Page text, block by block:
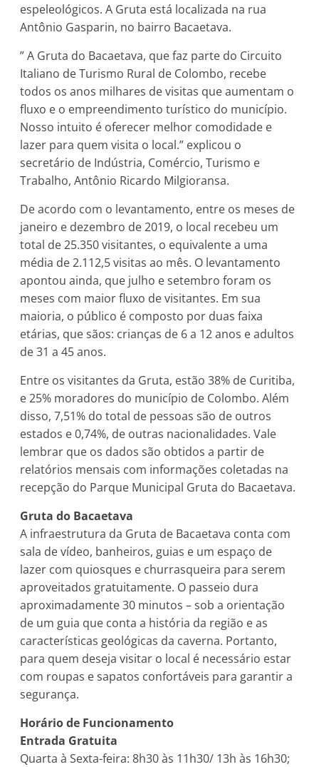
espeleológicos. A Gruta está localizada na rua
Antônio Gasparin, no bairro Bacaetava.
” A Gruta do Bacaetava, que faz parte do Circuito
Italiano de Turismo Rural de Colombo, recebe
todos os anos milhares de visitas que aumentam o
fluxo e o empreendimento turístico do município.
Nosso intuito é oferecer melhor comodidade e
lazer para quem visita o local.” explicou o
secretário de Indústria, Comércio, Turismo e
Trabalho, Antônio Ricardo Milgioransa.
De acordo com o levantamento, entre os meses de
janeiro e dezembro de 2019, o local recebeu um
total de 25.350 visitantes, o equivalente a uma
média de 2.112,5 visitas ao mês. O levantamento
apontou ainda, que julho e setembro foram os
meses com maior fluxo de visitantes. Em sua
maioria, o público é composto por duas faixa
etárias, que sãos: crianças de 6 a 12 anos e adultos
de 31 a 45 anos.
Entre os visitantes da Gruta, estão 38% de Curitiba,
e 25% moradores do município de Colombo. Além
disso, 7,51% do total de pessoas são de outros
estados e 0,74%, de outras nacionalidades. Vale
lembrar que os dados são obtidos a partir de
relatórios mensais com informações coletadas na
recepção do Parque Municipal Gruta do Bacaetava.
Gruta do Bacaetava
A infraestrutura da Gruta de Bacaetava conta com
sala de vídeo, banheiros, guias e um espaço de
lazer com quiosques e churrasqueira para serem
aproveitados gratuitamente. O passeio dura
aproximadamente 30 minutos – sob a orientação
de um guia que conta a história da região e as
características geológicas da caverna. Portanto,
para quem deseja visitar o local é necessário estar
com roupas e sapatos confortáveis para garantir a
segurança.
Horário de Funcionamento
Entrada Gratuita
Quarta à Sexta-feira: 8h30 às 11h30/ 13h às 16h30;